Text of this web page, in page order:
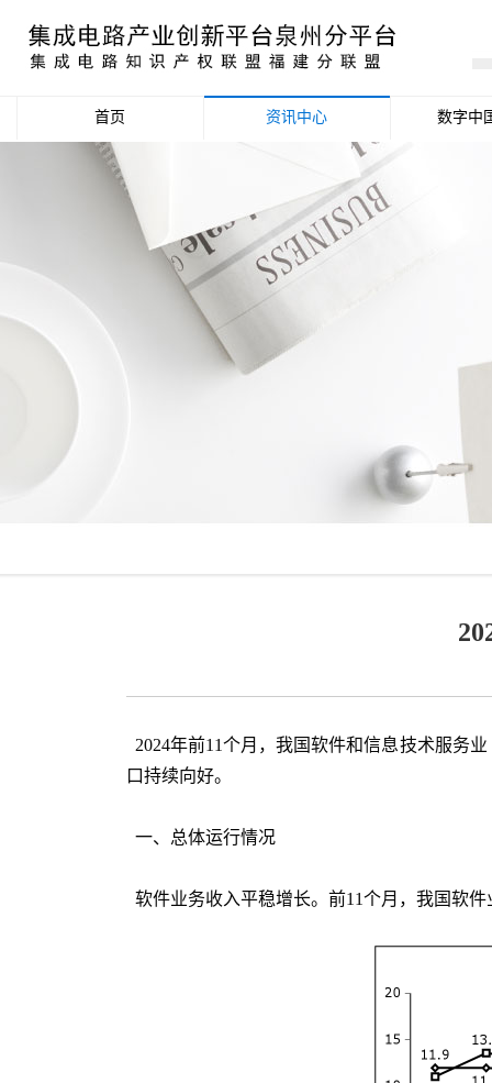
首页 资讯中心
政策信息
活动公告
数据统计分析
数字中
2024年前11个月，我国软件和信息技术服务
口持续向好。
一、总体运行情况
软件业务收入平稳增长。前11个月，我国软